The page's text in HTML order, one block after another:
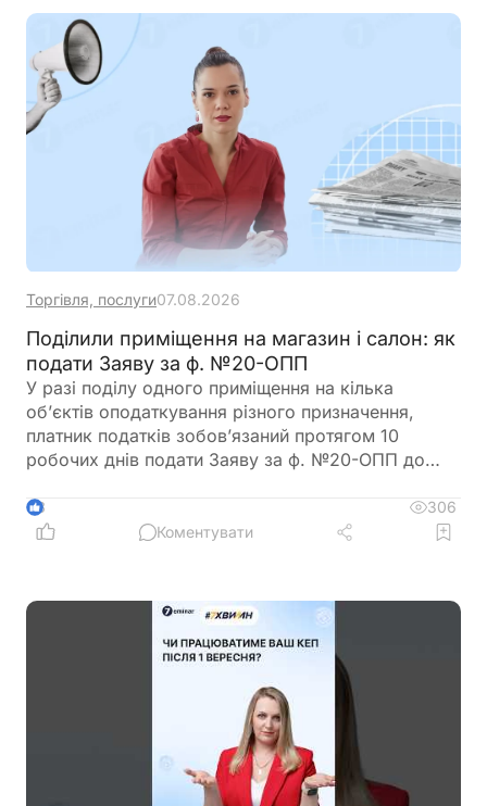
Торгівля, послуги07.08.2026
Поділили приміщення на магазин і салон: як
подати Заяву за ф. №20-ОПП
У разі поділу одного приміщення на кілька
об’єктів оподаткування різного призначення,
платник податків зобов’язаний протягом 10
робочих днів подати Заяву за ф. №20-ОПП до
інформацію про закриття попереднього об’єкта і
створення нових у різних рядках, кожному з яких
3
306
Коментувати